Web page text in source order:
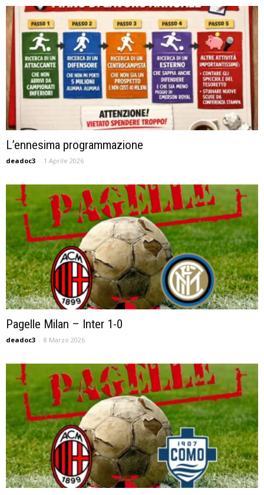
L’ennesima programmazione
deadoc3 - 1 Aprile 2026
Pagelle Milan – Inter 1-0
deadoc3 - 8 Marzo 2026